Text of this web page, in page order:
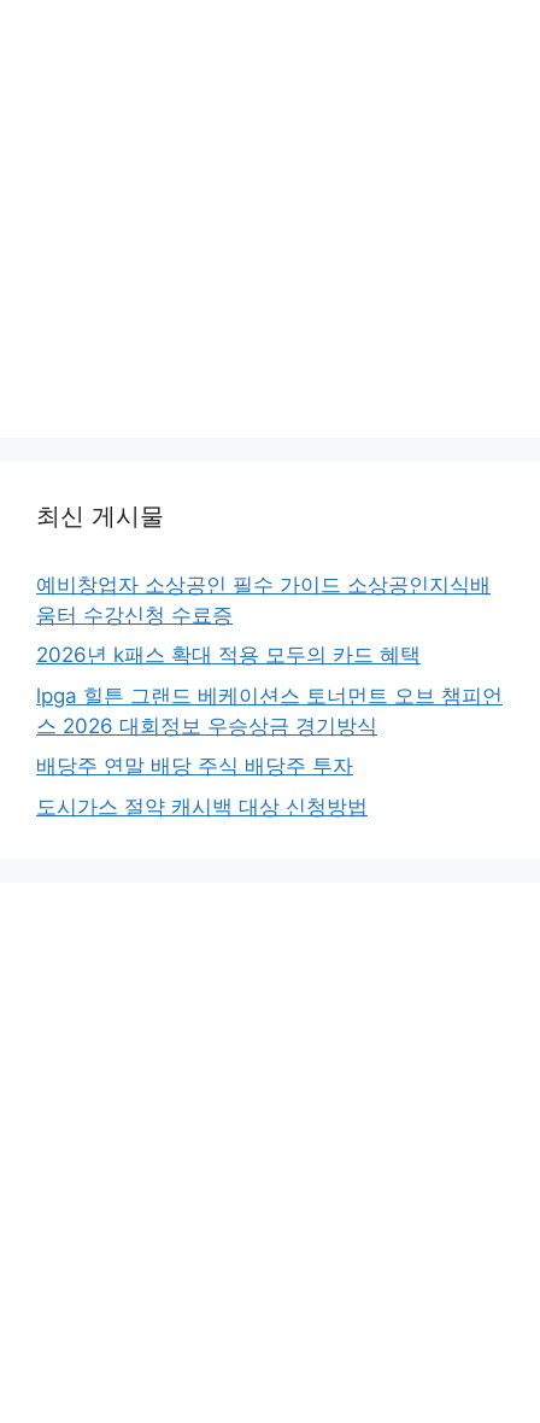
최신 게시물
예비창업자 소상공인 필수 가이드 소상공인지식배
움터 수강신청 수료증
2026년 k패스 확대 적용 모두의 카드 혜택
lpga 힐튼 그랜드 베케이션스 토너먼트 오브 챔피언
스 2026 대회정보 우승상금 경기방식
배당주 연말 배당 주식 배당주 투자
도시가스 절약 캐시백 대상 신청방법